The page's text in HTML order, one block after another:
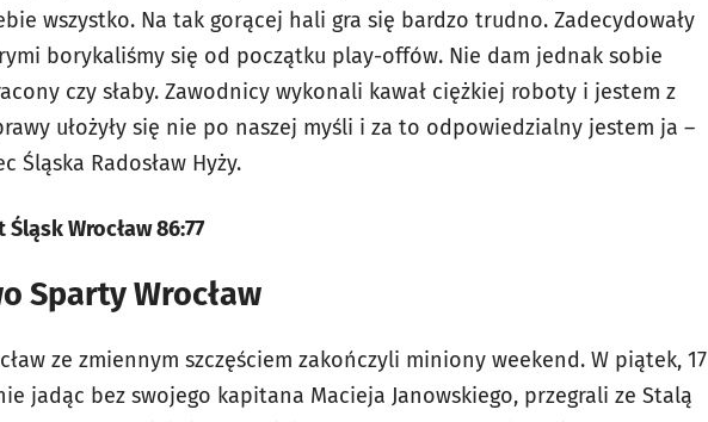
wszystko. Na tak gorącej hali gra się bardzo trudno. Zadecydowały
borykaliśmy się od początku play-offów. Nie dam jednak sobie
czy słaby. Zawodnicy wykonali kawał ciężkiej roboty i jestem z
ułożyły się nie po naszej myśli i za to odpowiedzialny jestem ja –
Śląska Radosław Hyży.
Wrocław 86:77
Sparty Wrocław
ze zmiennym szczęściem zakończyli miniony weekend. W piątek, 17
jadąc bez swojego kapitana Macieja Janowskiego, przegrali ze Stalą